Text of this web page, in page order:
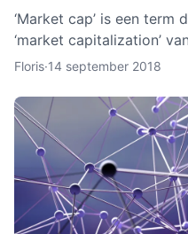
‘Market cap’ is een
‘market capitalization’
uit te drukken. Aan de
Floris·14 september 2018